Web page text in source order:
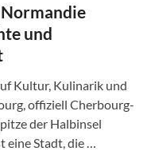
und
Kultur, Kulinarik und
offiziell Cherbourg-
der Halbinsel
Stadt, die …